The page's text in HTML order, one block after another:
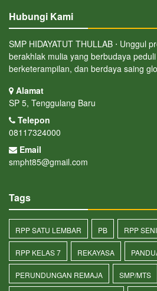
Hubungi Kami
SMP HIDAYATUT THULLAB ⋅ Unggul
berakhlak mulia yang berbudaya
berketerampilan, dan berdaya saing
Alamat
SP 5, Tenggulang Baru
Telepon
08117324000
Email
smpht85@gmail.com
Tags
RPP SATU LEMBAR PB RPP
RPP KELAS 7 REKAYASA
PERUNDUNGAN REMAJA SMP/MTS